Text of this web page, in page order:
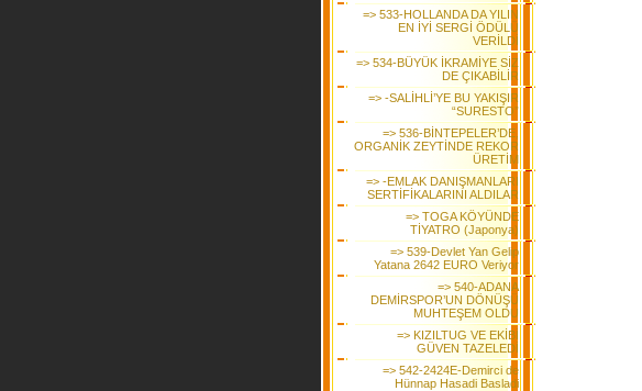
=> 533-HOLLANDA DA YILIN
EN İYİ SERGİ ÖDÜLÜ
VERİLDİ
=> 534-BÜYÜK İKRAMİYE SİZ
DE ÇIKABİLİR
=> -SALİHLİ’YE BU YAKIŞIR
“SURESTO”
=> 536-BİNTEPELER’DE,
ORGANİK ZEYTİNDE REKOR
ÜRETİM
=> -EMLAK DANIŞMANLARI
SERTİFİKALARINI ALDILAR
=> TOGA KÖYÜNDE
TİYATRO (Japonya)
=> 539-Devlet Yan Gelip
Yatana 2642 EURO Veriyor
=> 540-ADANA
DEMİRSPOR’UN DÖNÜŞÜ
MUHTEŞEM OLDU
=> KIZILTUG VE EKİBİ
GÜVEN TAZELEDİ
=> 542-2424E-Demirci de
Hünnap Hasadi Basladi